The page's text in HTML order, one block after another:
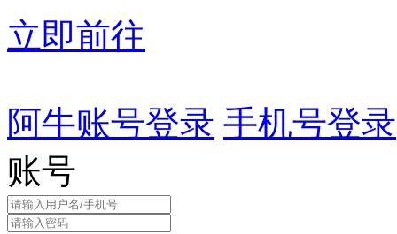
立即前往
阿牛账号登录 手机号登录
账号